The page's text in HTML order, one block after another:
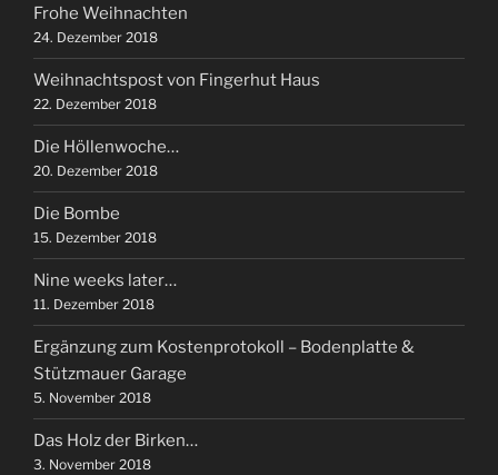
Frohe Weihnachten
24. Dezember 2018
Weihnachtspost von Fingerhut Haus
22. Dezember 2018
Die Höllenwoche…
20. Dezember 2018
Die Bombe
15. Dezember 2018
Nine weeks later…
11. Dezember 2018
Ergänzung zum Kostenprotokoll – Bodenplatte &
Stützmauer Garage
5. November 2018
Das Holz der Birken…
3. November 2018